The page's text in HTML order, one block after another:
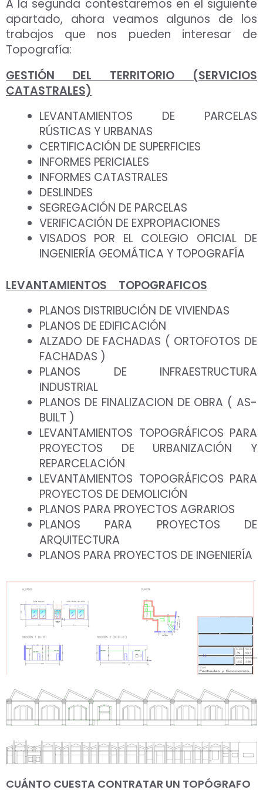
A la segunda contestaremos en el siguiente
apartado, ahora veamos algunos de los
trabajos que nos pueden interesar de
Topografía:
GESTIÓN DEL TERRITORIO (SERVICIOS
CATASTRALES)
LEVANTAMIENTOS DE PARCELAS
RÚSTICAS Y URBANAS
CERTIFICACIÓN DE SUPERFICIES
INFORMES PERICIALES
INFORMES CATASTRALES
DESLINDES
SEGREGACIÓN DE PARCELAS
VERIFICACIÓN DE EXPROPIACIONES
VISADOS POR EL COLEGIO OFICIAL DE
INGENIERÍA GEOMÁTICA Y TOPOGRAFÍA
LEVANTAMIENTOS TOPOGRAFICOS
PLANOS DISTRIBUCIÓN DE VIVIENDAS
PLANOS DE EDIFICACIÓN
ALZADO DE FACHADAS ( ORTOFOTOS DE
FACHADAS )
PLANOS DE INFRAESTRUCTURA
INDUSTRIAL
PLANOS DE FINALIZACION DE OBRA ( AS-
BUILT )
LEVANTAMIENTOS TOPOGRÁFICOS PARA
PROYECTOS DE URBANIZACIÓN Y
REPARCELACIÓN
LEVANTAMIENTOS TOPOGRÁFICOS PARA
PROYECTOS DE DEMOLICIÓN
PLANOS PARA PROYECTOS AGRARIOS
PLANOS PARA PROYECTOS DE
ARQUITECTURA
PLANOS PARA PROYECTOS DE INGENIERÍA
CUÁNTO CUESTA CONTRATAR UN TOPÓGRAFO